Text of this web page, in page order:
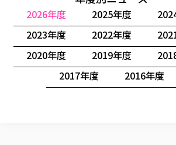
2026年度 2025年度
2023年度
2022年度
2020年度
2019年度
2017年度
2016年度